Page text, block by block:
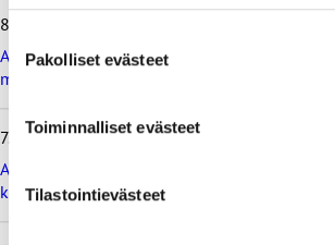
voit määrittää asetuksesi
parantavia, ja osaa käytetään tilastointi-
valinta
Pakolliset evästeet
Toiminnalliset evästeet
Tilastointievästeet
i
s
i
ä
t
u
u
8.7.2026
Ammattiliitto JHL vastustaa valtiokonttoria
muutosta
7.7.2026
Ammattiliitto JHL vastustaa maksullisia
korkeakoulututkintoja